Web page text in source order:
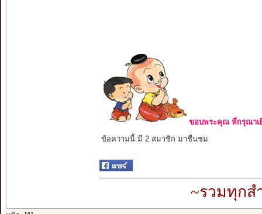
ขอบพระคุณ ที่กรุณาเ
ข้อความนี้ มี 2 สมาชิก มาชื่นชม
~รวมทุกส